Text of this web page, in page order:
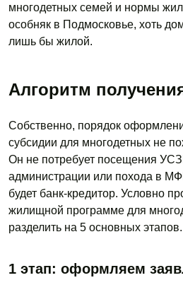
многодетных семей и нормы
особняк в Подмосковье, хоть
лишь бы жилой.
Алгоритм
Собственно, порядок
субсидии для многодетных не
Он не потребует посещения
администрации или похода в
будет банк-кредитор. Условно
жилищной программе для
разделить на 5 основных этапов.
1 этап: оформляем